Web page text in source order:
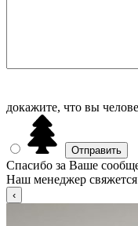
докажите, что вы
Спасибо за Ваше
Наш менеджер